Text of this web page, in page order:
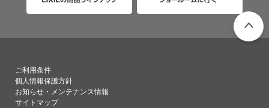
ご利用条件
個人情報保護方針
お知らせ・メンテナンス情報
サイトマップ